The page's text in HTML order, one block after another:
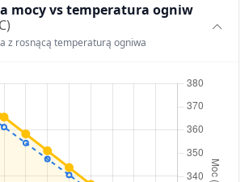
mocy vs temperatura ogniw
z rosnącą temperaturą ogniwa